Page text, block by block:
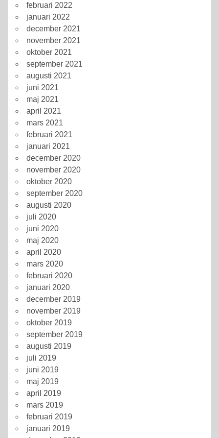
februari 2022
januari 2022
december 2021
november 2021
oktober 2021
september 2021
augusti 2021
juni 2021
maj 2021
april 2021
mars 2021
februari 2021
januari 2021
december 2020
november 2020
oktober 2020
september 2020
augusti 2020
juli 2020
juni 2020
maj 2020
april 2020
mars 2020
februari 2020
januari 2020
december 2019
november 2019
oktober 2019
september 2019
augusti 2019
juli 2019
juni 2019
maj 2019
april 2019
mars 2019
februari 2019
januari 2019